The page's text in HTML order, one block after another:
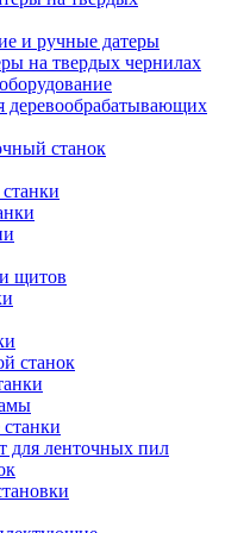
и ручные датеры
на твердых чернилах
деревообрабатывающих
станок
щитов
станок
для ленточных пил